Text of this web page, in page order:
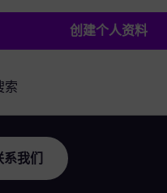
创建个人资料
索
系我们